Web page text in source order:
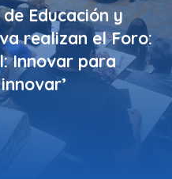
de Educación y
realizan el Foro:
Innovar para